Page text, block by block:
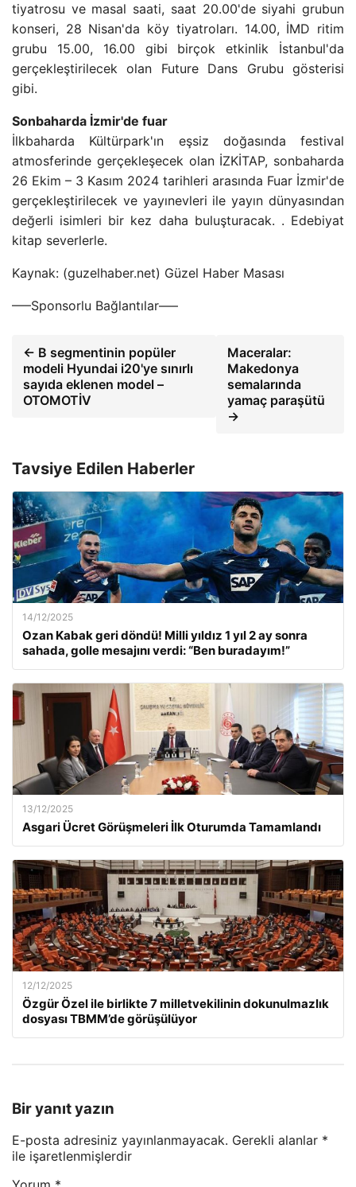
tiyatrosu ve masal saati, saat 20.00'de siyahi grubun
konseri, 28 Nisan'da köy tiyatroları. 14.00, İMD ritim
grubu 15.00, 16.00 gibi birçok etkinlik İstanbul'da
gerçekleştirilecek olan Future Dans Grubu gösterisi
gibi.
Sonbaharda İzmir'de fuar
İlkbaharda Kültürpark'ın eşsiz doğasında festival
atmosferinde gerçekleşecek olan İZKİTAP, sonbaharda
26 Ekim – 3 Kasım 2024 tarihleri ​​arasında Fuar İzmir'de
gerçekleştirilecek ve yayınevleri ile yayın dünyasından
değerli isimleri bir kez daha buluşturacak. . Edebiyat
kitap severlerle.
Kaynak: (guzelhaber.net) Güzel Haber Masası
—–Sponsorlu Bağlantılar—–
← B segmentinin popüler
modeli Hyundai i20'ye sınırlı
sayıda eklenen model –
OTOMOTİV
Maceralar:
Makedonya
semalarında
yamaç paraşütü
→
Tavsiye Edilen Haberler
14/12/2025
Ozan Kabak geri döndü! Milli yıldız 1 yıl 2 ay sonra
sahada, golle mesajını verdi: “Ben buradayım!”
13/12/2025
Asgari Ücret Görüşmeleri İlk Oturumda Tamamlandı
12/12/2025
Özgür Özel ile birlikte 7 milletvekilinin dokunulmazlık
dosyası TBMM’de görüşülüyor
Bir yanıt yazın
E-posta adresiniz yayınlanmayacak. Gerekli alanlar *
ile işaretlenmişlerdir